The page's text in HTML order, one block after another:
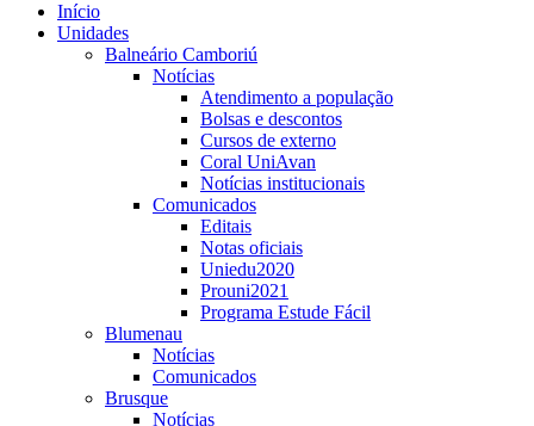
Início
Unidades
Balneário Camboriú
Notícias
Atendimento a população
Bolsas e descontos
Cursos de externo
Coral UniAvan
Notícias institucionais
Comunicados
Editais
Notas oficiais
Uniedu2020
Prouni2021
Programa Estude Fácil
Blumenau
Notícias
Comunicados
Brusque
Notícias